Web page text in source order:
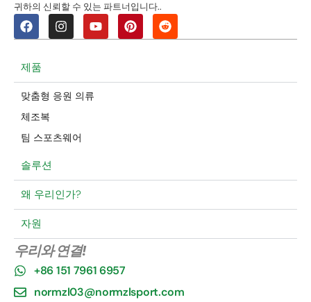
귀하의 신뢰할 수 있는 파트너입니다..
제품
맞춤형 응원 의류
체조복
팀 스포츠웨어
솔루션
왜 우리인가?
자원
우리와 연결!
+86 151 7961 6957
normzl03@normzlsport.com